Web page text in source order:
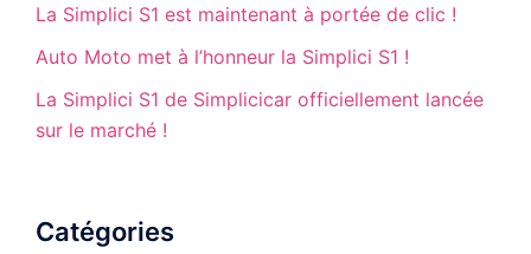
La Simplici S1 est maintenant à portée de clic !
Auto Moto met à l’honneur la Simplici S1 !
La Simplici S1 de Simplicicar officiellement lancée
sur le marché !
Catégories